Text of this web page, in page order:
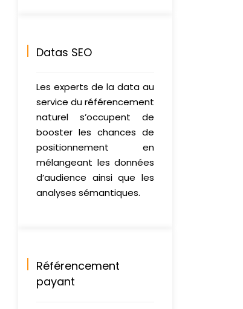
Datas SEO
Les experts de la data au
service du référencement
naturel s’occupent de
booster les chances de
positionnement en
mélangeant les données
d’audience ainsi que les
analyses sémantiques.
Référencement
payant